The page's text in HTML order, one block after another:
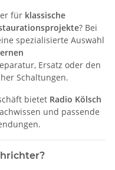
für klassische
? Bei
spezialisierte Auswahl
Ersatz oder den
Schaltungen.
bietet Radio Kölsch
und passende